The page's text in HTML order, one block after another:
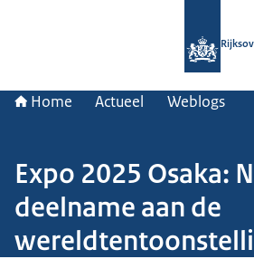
Home Actueel Weblogs
Expo 2025 Osaka:
deelname aan de